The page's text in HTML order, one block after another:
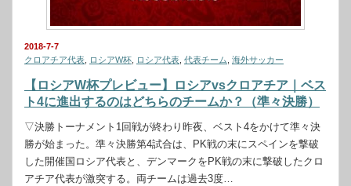
2018-7-7
クロアチア代表
ロシアW杯 ロシア代表 代表チーム 海外サッカー
【ロシアW杯プレビュー】ロシアvsクロアチア｜ベス
ト4に進出するのはどちらのチームか？（準々決勝）
▽決勝トーナメント1回戦が終わり昨夜、ベスト4をかけて準々決
勝が始まった。準々決勝第4試合は、PK戦の末にスペインを撃破
した開催国ロシア代表と、デンマークをPK戦の末に撃破したクロ
アチア代表が激突する。両チームは過去3度…